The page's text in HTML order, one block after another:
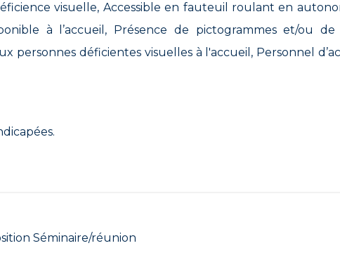
visuelle, Accessible en fauteuil roulant en
à l’accueil, Présence de pictogrammes et/ou
personnes déficientes visuelles à l'accueil, Personnel
Séminaire/réunion